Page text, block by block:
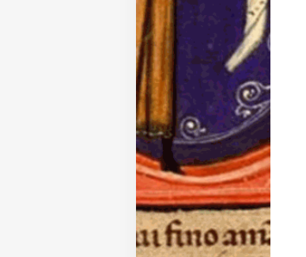
direzione@medioevoromanzo.it